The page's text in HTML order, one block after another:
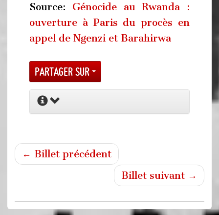
Source: Génocide au Rwanda :
ouverture à Paris du procès en
appel de Ngenzi et Barahirwa
Partager sur
← Billet précédent
Billet suivant →